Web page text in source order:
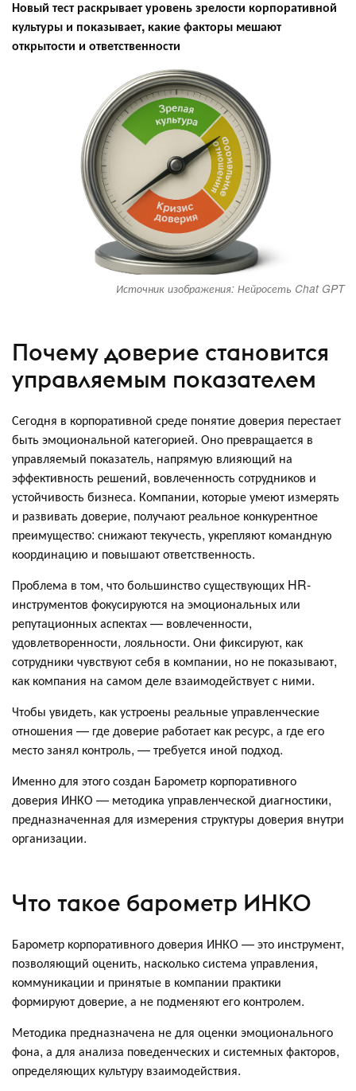
Новый тест раскрывает уровень зрелости корпоративной
культуры и показывает, какие факторы мешают
открытости и ответственности
Источник изображения: Нейросеть Chat GPT
Почему доверие становится
управляемым показателем
Сегодня в корпоративной среде понятие доверия перестает
быть эмоциональной категорией. Оно превращается в
управляемый показатель, напрямую влияющий на
эффективность решений, вовлеченность сотрудников и
устойчивость бизнеса. Компании, которые умеют измерять
и развивать доверие, получают реальное конкурентное
преимущество: снижают текучесть, укрепляют командную
координацию и повышают ответственность.
Проблема в том, что большинство существующих HR-
инструментов фокусируются на эмоциональных или
репутационных аспектах — вовлеченности,
удовлетворенности, лояльности. Они фиксируют, как
сотрудники чувствуют себя в компании, но не показывают,
как компания на самом деле взаимодействует с ними.
Чтобы увидеть, как устроены реальные управленческие
отношения — где доверие работает как ресурс, а где его
место занял контроль, — требуется иной подход.
Именно для этого создан Барометр корпоративного
доверия ИНКО — методика управленческой диагностики,
предназначенная для измерения структуры доверия внутри
организации.
Что такое барометр ИНКО
Барометр корпоративного доверия ИНКО — это инструмент,
позволяющий оценить, насколько система управления,
коммуникации и принятые в компании практики
формируют доверие, а не подменяют его контролем.
Методика предназначена не для оценки эмоционального
фона, а для анализа поведенческих и системных факторов,
определяющих культуру взаимодействия.